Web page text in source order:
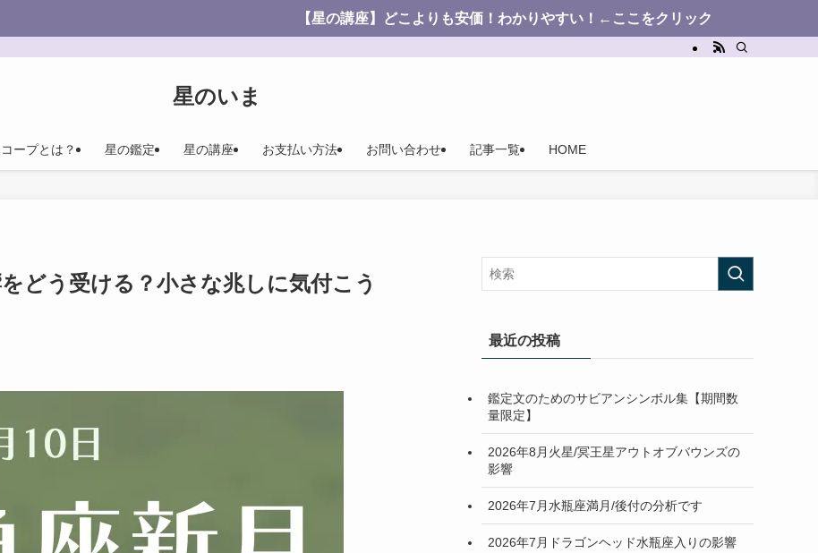
【星の講座】どこよりも安価！わかりやすい！←ここをクリック
星のいま
ープとは？ 星の鑑定 星の講座 お支払い方法 お問い合わせ 記事一覧 HOME
どう受ける？小さな兆しに気付こう
最近の投稿
鑑定文のためのサビアンシンボル集【期間数
量限定】
2026年8月火星/冥王星アウトオブバウンズの
影響
2026年7月水瓶座満月/後付の分析です
2026年7月ドラゴンヘッド水瓶座入りの影響